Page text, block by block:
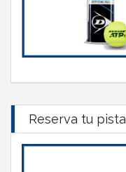
Reserva tu pista